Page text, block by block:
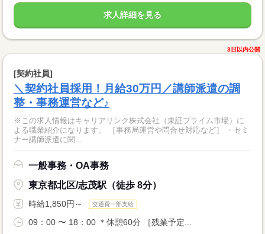
求人詳細を見る
3日以内公開
[契約社員]
＼契約社員採用！月給30万円／講師派遣の調
整・事務運営など♪
※この求人情報はキャリアリンク株式会社（東証プライム市場）に
よる職業紹介になります。 ［事務局運営や問合せ対応など］ ・セミ
ナー講師派遣に関...
一般事務・OA事務
東京都北区/志茂駅（徒歩 8分）
時給1,850円～ 交通費一部支給
09：00 〜 18：00 ＊休憩60分 ［残業予定...